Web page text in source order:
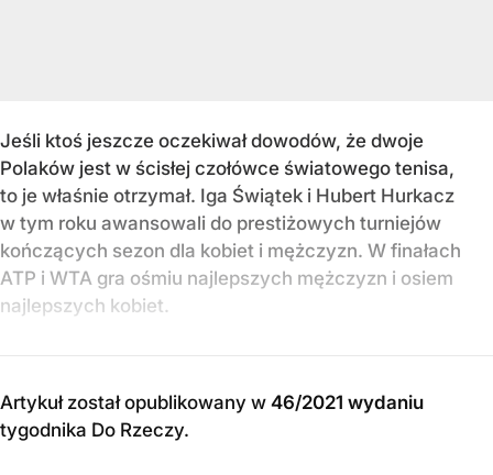
Jeśli ktoś jeszcze oczekiwał dowodów, że dwoje
Polaków jest w ścisłej czołówce światowego tenisa,
to je właśnie otrzymał. Iga Świątek i Hubert Hurkacz
w tym roku awansowali do prestiżowych turniejów
kończących sezon dla kobiet i mężczyzn. W finałach
ATP i WTA gra ośmiu najlepszych mężczyzn i osiem
najlepszych kobiet.
Artykuł został opublikowany w 46/2021 wydaniu
tygodnika Do Rzeczy.